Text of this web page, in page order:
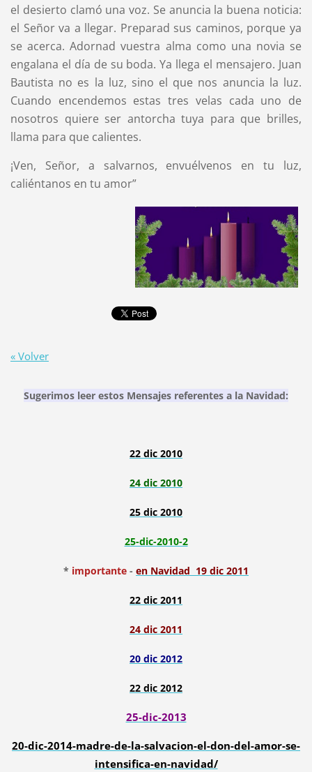
el desierto clamó una voz. Se anuncia la buena noticia:
el Señor va a llegar. Preparad sus caminos, porque ya
se acerca. Adornad vuestra alma como una novia se
engalana el día de su boda. Ya llega el mensajero. Juan
Bautista no es la luz, sino el que nos anuncia la luz.
Cuando encendemos estas tres velas cada uno de
nosotros quiere ser antorcha tuya para que brilles,
llama para que calientes.
¡Ven, Señor, a salvarnos, envuélvenos en tu luz,
caliéntanos en tu amor”
« Volver
Sugerimos leer estos Mensajes referentes a la Navidad:
22 dic 2010
24 dic 2010
25 dic 2010
25-dic-2010-2
* importante - en Navidad 19 dic 2011
22 dic 2011
24 dic 2011
20 dic 2012
22 dic 2012
25-dic-2013
20-dic-2014-madre-de-la-salvacion-el-don-del-amor-se-
intensifica-en-navidad/